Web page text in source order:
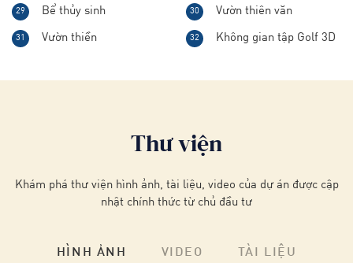
29 Bể thủy sinh 30 Vườn thiên văn
31 Vườn thiền 32 Không gian tập Golf 3D
Thư viện
Khám phá thư viện hình ảnh, tài liệu, video của dự án được cập
nhật chính thức từ chủ đầu tư
HÌNH ẢNH VIDEO TÀI LIỆU